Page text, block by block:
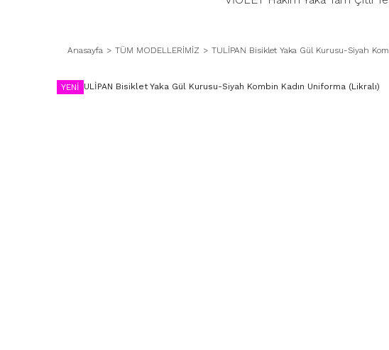
Anasayfa TÜM MODELLERİMİZ TULİPAN Bisiklet Yaka Gül Kurusu-Siyah
YENİ